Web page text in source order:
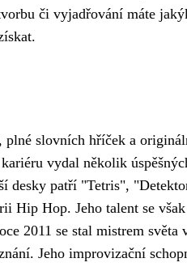
či vyjadřování máte
plné slovních hříček a
vydal několik
desky patří "Tetris",
Hip Hop. Jeho talent se však
2011 se stal mistrem světa
Jeho improvizační